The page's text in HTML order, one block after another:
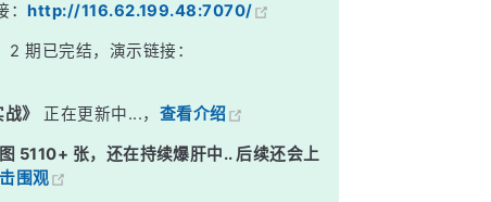
：http://116.62.199.48:7070/
2 期已完结，演示链接：
》 正在更新中...， 查看介绍
5110+ 张，还在持续爆肝中.. 后续还会上
围观